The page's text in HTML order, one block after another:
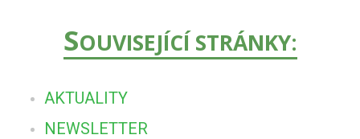
SOUVISEJÍCÍ STRÁNKY:
AKTUALITY
NEWSLETTER